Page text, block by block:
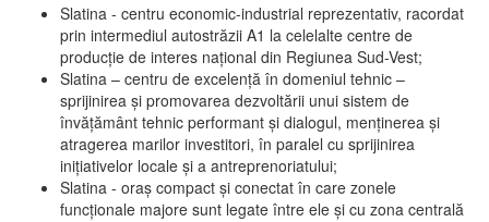
Slatina - centru economic-industrial reprezentativ, racordat
prin intermediul autostrăzii A1 la celelalte centre de
producţie de interes naţional din Regiunea Sud-Vest;
Slatina – centru de excelenţă în domeniul tehnic –
sprijinirea şi promovarea dezvoltării unui sistem de
învăţământ tehnic performant şi dialogul, menţinerea şi
atragerea marilor investitori, în paralel cu sprijinirea
iniţiativelor locale şi a antreprenoriatului;
Slatina - oraş compact şi conectat în care zonele
funcţionale majore sunt legate între ele şi cu zona centrală